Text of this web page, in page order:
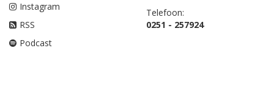
Instagram
RSS
Podcast
Telefoon:
0251 - 257924